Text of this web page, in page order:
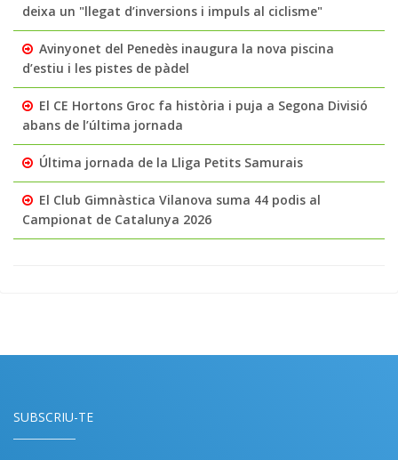
deixa un "llegat d’inversions i impuls al ciclisme"
Avinyonet del Penedès inaugura la nova piscina
d’estiu i les pistes de pàdel
El CE Hortons Groc fa història i puja a Segona Divisió
abans de l’última jornada
Última jornada de la Lliga Petits Samurais
El Club Gimnàstica Vilanova suma 44 podis al
Campionat de Catalunya 2026
SUBSCRIU-TE